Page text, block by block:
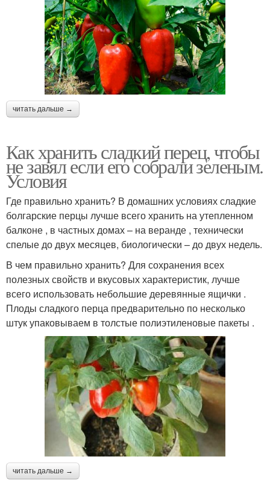
читать дальше →
Как хранить сладкий перец, чтобы
не завял если его собрали зеленым.
Условия
Где правильно хранить? В домашних условиях сладкие
болгарские перцы лучше всего хранить на утепленном
балконе , в частных домах – на веранде , технически
спелые до двух месяцев, биологически – до двух недель.
В чем правильно хранить? Для сохранения всех
полезных свойств и вкусовых характеристик, лучше
всего использовать небольшие деревянные ящички .
Плоды сладкого перца предварительно по несколько
штук упаковываем в толстые полиэтиленовые пакеты .
читать дальше →